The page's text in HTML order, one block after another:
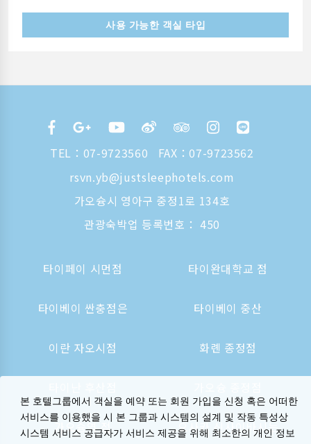
사용 가능한 객실 타입
TEL： 07-9723560
FAX：07-9723562
rsvn.yb@justsleephotels.com
가오슝시 영아구 중정1로 134호
관광숙박업 등록번호： 450
타이페이 시먼점 타이완대학교 점
타이베이 싼충점은 타이베이 중산
이란 자오시점 화롄 종정점
가오슝역 점 오사카 신사이바시는
본 호텔그룹에서 객실을 예약 또는 회원 가입을 신청 혹은 어떠한
서비스를 이용했을 시 본 그룹과 시스템의 설계 및 작동 특성상
시스템 서비스 공급자가 서비스 제공을 위해 최소한의 개인 정보